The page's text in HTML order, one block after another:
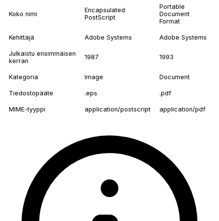
Koko nimi
Encapsulated
PostScript
Portable
Document
Format
Kehittäjä Adobe Systems Adobe Systems
Julkaistu ensimmäisen
kerran
1987 1993
Kategoria Image Document
Tiedostopääte .eps .pdf
MIME-tyyppi application/postscript application/pdf